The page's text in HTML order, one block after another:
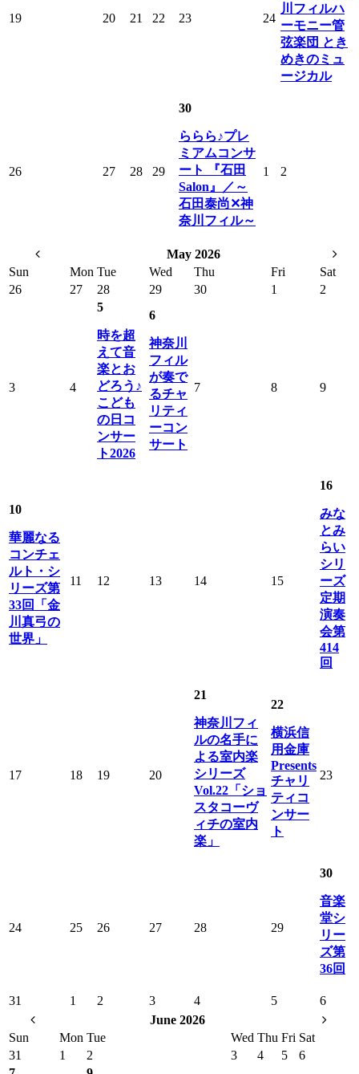
19 20 21 22 23 24
川フィルハ
ーモニー管
弦楽団 とき
めきのミュ
ージカル
26 27 28 29
30
ららら♪プレ
ミアムコンサ
ート 『石田
Salon』／～
石田泰尚✕神
奈川フィル～
1 2
May 2026
Sun
Mon Tue Wed Thu Fri
Sat
26
27 28 29 30 1 2
3 4
5
時を超
えて音
楽とお
どろう♪
こども
の日コ
ンサー
ト2026
6
神奈川
フィル
が奏で
るチャ
リティ
ーコン
サート
7 8 9
10
華麗なる
コンチェ
ルト・シ
リーズ第
33回「金
川真弓の
世界」
11 12 13 14 15
16
みな
とみ
らい
シリ
ーズ
定期
演奏
会第
414
回
17 18 19 20
21
神奈川フィ
ルの名手に
よる室内楽
シリーズ
Vol.22「ショ
スタコーヴ
ィチの室内
楽」
22
横浜信
用金庫
Presents
チャリ
ティコ
ンサー
ト
23
24 25 26 27 28 29
30
音楽
堂シ
リー
ズ第
36回
31 1 2 3 4 5
6
June 2026
Sun
Mon Tue Wed Thu Fri Sat
31
1 2 3 4 5
6